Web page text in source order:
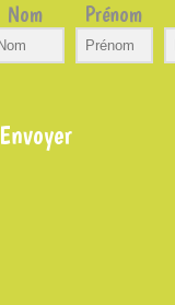
Nom Prénom
Envoyer